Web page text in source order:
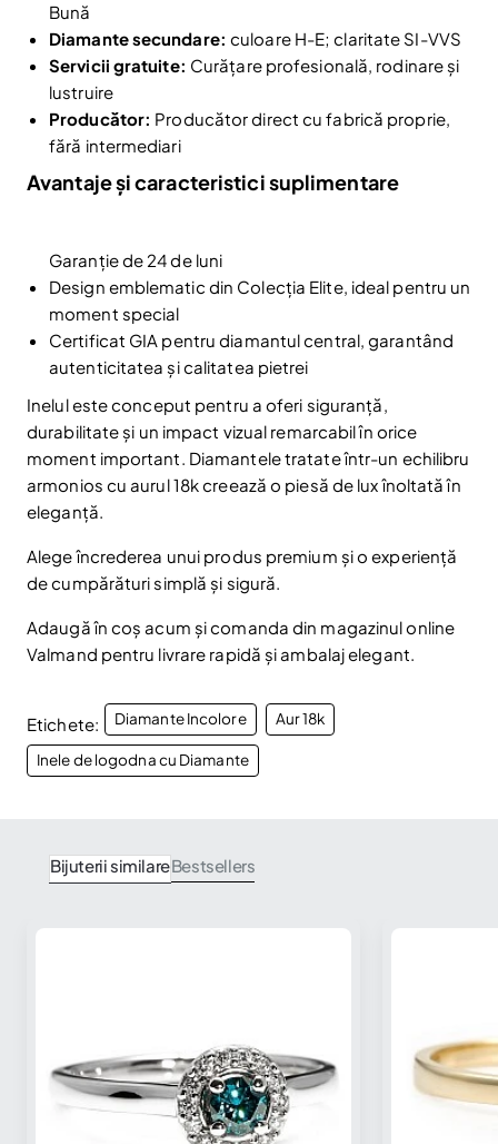
Reduceri și noutăți doar pentru abonați
Fii la curent cu noutățile și promoțiile abonându-te
la newsletter-ul nostru.
Am citit și sunt de acord cu Politica de confidentialitate
Nu mai afișa.
Bună
Diamante secundare: culoare H-E; claritate SI-VVS
Servicii gratuite: Curățare profesională, rodinare și
lustruire
Producător: Producător direct cu fabrică proprie,
fără intermediari
Avantaje și caracteristici suplimentare
Garanție de 24 de luni
Design emblematic din Colecția Elite, ideal pentru un
moment special
Certificat GIA pentru diamantul central, garantând
autenticitatea și calitatea pietrei
Inelul este conceput pentru a oferi siguranță,
durabilitate și un impact vizual remarcabil în orice
moment important. Diamantele tratate într-un echilibru
armonios cu aurul 18k creează o piesă de lux înoltată în
eleganță.
Alege încrederea unui produs premium și o experiență
de cumpărături simplă și sigură.
Adaugă în coș acum și comanda din magazinul online
Valmand pentru livrare rapidă și ambalaj elegant.
Etichete: Diamante Incolore Aur 18k
Inele de logodna cu Diamante
Bijuterii similareBestsellers